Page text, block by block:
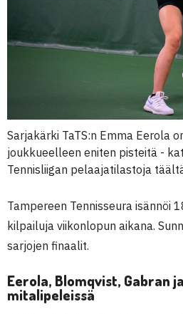
Sarjakärki TaTS:n Emma Eerola
joukkueelleen eniten pisteitä -
Tennisliigan pelaajatilastoja
Tampereen Tennisseura isännöi
kilpailuja viikonlopun aikana.
sarjojen finaalit.
Eerola, Blomqvist, Gabran
mitalipeleissä